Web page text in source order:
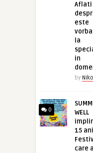
Aflati
este
la
in
by
0
WELL
15
care a